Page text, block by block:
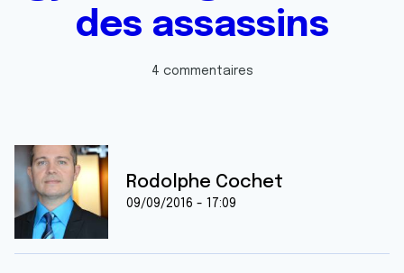
des assassins
4 commentaires
Rodolphe Cochet
09/09/2016 - 17:09